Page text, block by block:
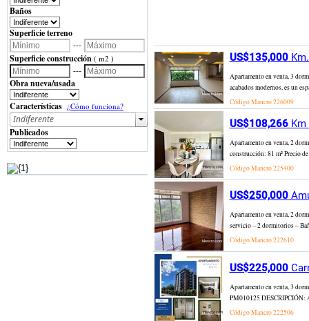
US$135,000
Apartamento en venta, 3
acabados modernos, es un
Código Mancro226009
US$108,266Km
Apartamento en venta, 2
construcción: 81 m² Precio
Código Mancro225400
US$250,000
Apartamento en venta, 2
servicio – 2 dormitorios –
Código Mancro222610
US$225,000
Apartamento en venta, 3
PM010125 DESCRIPCIÓN:
Código Mancro222506
Baños
Superficie terreno
---
Superficie construcción ( m2 )
---
Obra nueva/usada
Características ¿Cómo funciona?
Publicados